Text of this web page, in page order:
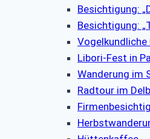
Besichtigung:
Besichtigung:
Libori-Fest in
Wanderung im
Radtour im